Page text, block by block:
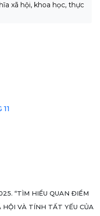
xã hội, khoa học, thực
“TÌM HIỂU QUAN ĐIỂM
HỘI VÀ TÍNH TẤT YẾU CỦA